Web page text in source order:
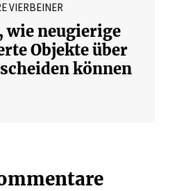
VIERBEINER
wie neugierige
Objekte über
können